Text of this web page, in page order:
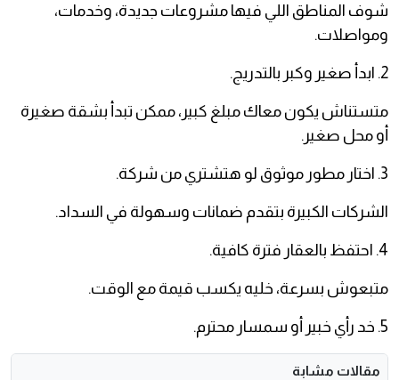
شوف المناطق اللي فيها مشروعات جديدة، وخدمات،
ومواصلات.
2. ابدأ صغير وكبر بالتدريج.
متستناش يكون معاك مبلغ كبير، ممكن تبدأ بشقة صغيرة
أو محل صغير.
3. اختار مطور موثوق لو هتشتري من شركة.
الشركات الكبيرة بتقدم ضمانات وسهولة في السداد.
4. احتفظ بالعقار فترة كافية.
متبعوش بسرعة، خليه يكسب قيمة مع الوقت.
5. خد رأي خبير أو سمسار محترم.
مقالات مشابة